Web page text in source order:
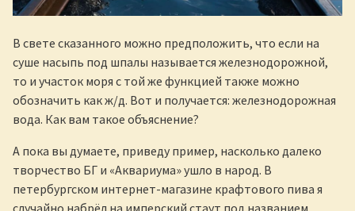
В свете сказанного можно предположить, что если на
суше насыпь под шпалы называется железнодорожной,
то и участок моря с той же функцией также можно
обозначить как ж/д. Вот и получается: железнодорожная
вода. Как вам такое объяснение?
А пока вы думаете, приведу пример, насколько далеко
творчество БГ и «Аквариума» ушло в народ. В
петербургском интернет-магазине крафтового пива я